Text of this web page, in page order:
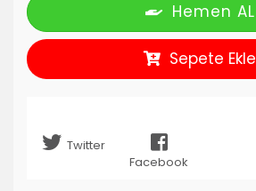
Hemen AL
Sepete Ekle
Twitter
Facebook